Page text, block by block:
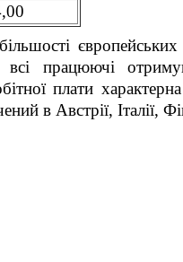
працюючі
плати
в Австрії, Італії,